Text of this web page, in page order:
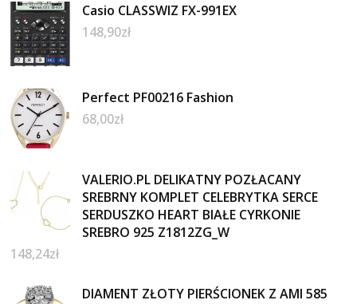
Casio CLASSWIZ FX-991EX
148,90zł
Perfect PF00216 Fashion
68,00zł
VALERIO.PL DELIKATNY POZŁACANY
SREBRNY KOMPLET CELEBRYTKA SERCE
SERDUSZKO HEART BIAŁE CYRKONIE
SREBRO 925 Z1812ZG_W
148,24zł
DIAMENT ZŁOTY PIERŚCIONEK Z AMI 585